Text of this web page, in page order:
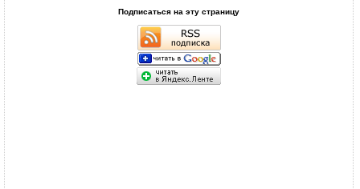
Подписаться на эту страницу